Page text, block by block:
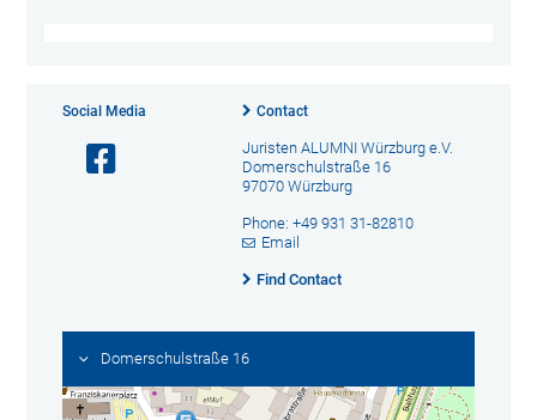
Social Media Contact
Juristen ALUMNI Würzburg e.V.
Domerschulstraße 16
97070 Würzburg
Phone: +49 931 31-82810
Email
Find Contact
Domerschulstraße 16